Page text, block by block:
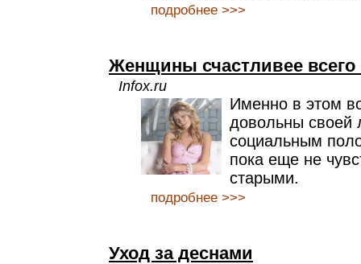
подробнее >>>
Женщины счастливее всего
Infox.ru
Именно в этом
довольны своей
социальным
пока еще не
старыми.
подробнее >>>
Уход за деснами